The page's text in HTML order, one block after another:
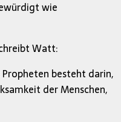
wie
Watt:
Propheten besteht darin,
der Menschen,